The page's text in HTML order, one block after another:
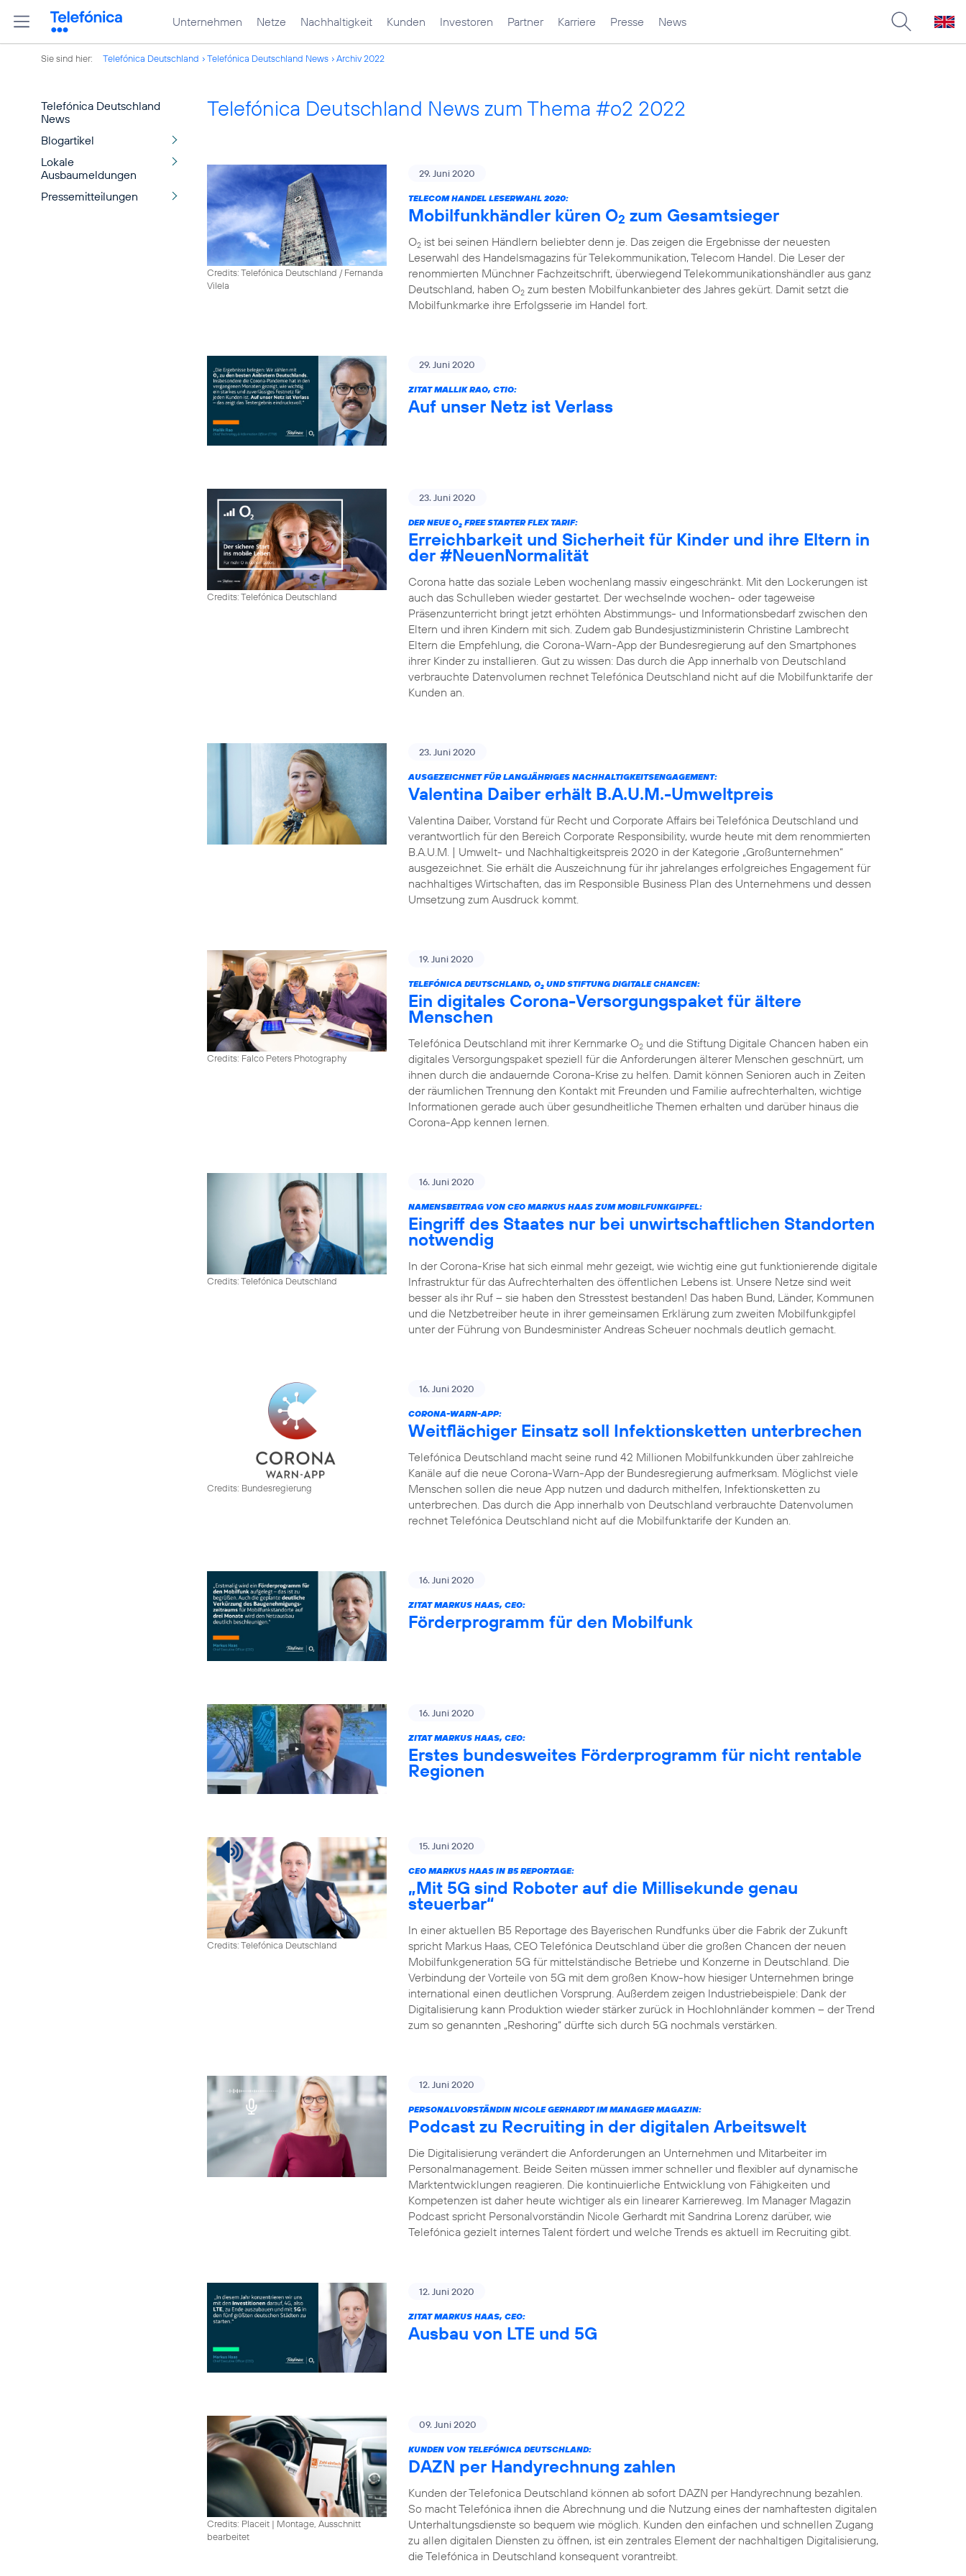
Unternehmen Netze Nachhaltigkeit Kunden Investoren Partner Karriere Presse News
Sie sind hier: Telefónica Deutschland Telefónica Deutschland News Archiv 2022
Telefónica Deutschland
News
Blogartikel
Lokale
Ausbaumeldungen
Pressemitteilungen
Telefónica Deutschland News zum Thema #o2 2022
Credits: Telefónica Deutschland / Fernanda
Vilela
29. Juni 2020
TELECOM HANDEL LESERWAHL 2020:
Mobilfunkhändler küren O2 zum Gesamtsieger
O2 ist bei seinen Händlern beliebter denn je. Das zeigen die Ergebnisse der neuesten
Leserwahl des Handelsmagazins für Telekommunikation, Telecom Handel. Die Leser der
renommierten Münchner Fachzeitschrift, überwiegend Telekommunikationshändler aus ganz
Deutschland, haben O2 zum besten Mobilfunkanbieter des Jahres gekürt. Damit setzt die
Mobilfunkmarke ihre Erfolgsserie im Handel fort.
29. Juni 2020
ZITAT MALLIK RAO, CTIO:
Auf unser Netz ist Verlass
Credits: Telefónica Deutschland
23. Juni 2020
DER NEUE O2 FREE STARTER FLEX TARIF:
Erreichbarkeit und Sicherheit für Kinder und ihre Eltern in
der #NeuenNormalität
Corona hatte das soziale Leben wochenlang massiv eingeschränkt. Mit den Lockerungen ist
auch das Schulleben wieder gestartet. Der wechselnde wochen- oder tageweise
Präsenzunterricht bringt jetzt erhöhten Abstimmungs- und Informationsbedarf zwischen den
Eltern und ihren Kindern mit sich. Zudem gab Bundesjustizministerin Christine Lambrecht
Eltern die Empfehlung, die Corona-Warn-App der Bundesregierung auf den Smartphones
ihrer Kinder zu installieren. Gut zu wissen: Das durch die App innerhalb von Deutschland
verbrauchte Datenvolumen rechnet Telefónica Deutschland nicht auf die Mobilfunktarife der
Kunden an.
23. Juni 2020
AUSGEZEICHNET FÜR LANGJÄHRIGES NACHHALTIGKEITSENGAGEMENT:
Valentina Daiber erhält B.A.U.M.-Umweltpreis
Valentina Daiber, Vorstand für Recht und Corporate Affairs bei Telefónica Deutschland und
verantwortlich für den Bereich Corporate Responsibility, wurde heute mit dem renommierten
B.A.U.M. | Umwelt- und Nachhaltigkeitspreis 2020 in der Kategorie „Großunternehmen“
ausgezeichnet. Sie erhält die Auszeichnung für ihr jahrelanges erfolgreiches Engagement für
nachhaltiges Wirtschaften, das im Responsible Business Plan des Unternehmens und dessen
Umsetzung zum Ausdruck kommt.
Credits: Falco Peters Photography
19. Juni 2020
TELEFÓNICA DEUTSCHLAND, O2 UND STIFTUNG DIGITALE CHANCEN:
Ein digitales Corona-Versorgungspaket für ältere
Menschen
Telefónica Deutschland mit ihrer Kernmarke O2 und die Stiftung Digitale Chancen haben ein
digitales Versorgungspaket speziell für die Anforderungen älterer Menschen geschnürt, um
ihnen durch die andauernde Corona-Krise zu helfen. Damit können Senioren auch in Zeiten
der räumlichen Trennung den Kontakt mit Freunden und Familie aufrechterhalten, wichtige
Informationen gerade auch über gesundheitliche Themen erhalten und darüber hinaus die
Corona-App kennen lernen.
Credits: Telefónica Deutschland
16. Juni 2020
NAMENSBEITRAG VON CEO MARKUS HAAS ZUM MOBILFUNKGIPFEL:
Eingriff des Staates nur bei unwirtschaftlichen Standorten
notwendig
In der Corona-Krise hat sich einmal mehr gezeigt, wie wichtig eine gut funktionierende digitale
Infrastruktur für das Aufrechterhalten des öffentlichen Lebens ist. Unsere Netze sind weit
besser als ihr Ruf – sie haben den Stresstest bestanden! Das haben Bund, Länder, Kommunen
und die Netzbetreiber heute in ihrer gemeinsamen Erklärung zum zweiten Mobilfunkgipfel
unter der Führung von Bundesminister Andreas Scheuer nochmals deutlich gemacht.
Credits: Bundesregierung
16. Juni 2020
CORONA-WARN-APP:
Weitflächiger Einsatz soll Infektionsketten unterbrechen
Telefónica Deutschland macht seine rund 42 Millionen Mobilfunkkunden über zahlreiche
Kanäle auf die neue Corona-Warn-App der Bundesregierung aufmerksam. Möglichst viele
Menschen sollen die neue App nutzen und dadurch mithelfen, Infektionsketten zu
unterbrechen. Das durch die App innerhalb von Deutschland verbrauchte Datenvolumen
rechnet Telefónica Deutschland nicht auf die Mobilfunktarife der Kunden an.
16. Juni 2020
ZITAT MARKUS HAAS, CEO:
Förderprogramm für den Mobilfunk
16. Juni 2020
ZITAT MARKUS HAAS, CEO:
Erstes bundesweites Förderprogramm für nicht rentable
Regionen
Credits: Telefónica Deutschland
15. Juni 2020
CEO MARKUS HAAS IN B5 REPORTAGE:
„Mit 5G sind Roboter auf die Millisekunde genau
steuerbar“
In einer aktuellen B5 Reportage des Bayerischen Rundfunks über die Fabrik der Zukunft
spricht Markus Haas, CEO Telefónica Deutschland über die großen Chancen der neuen
Mobilfunkgeneration 5G für mittelständische Betriebe und Konzerne in Deutschland. Die
Verbindung der Vorteile von 5G mit dem großen Know-how hiesiger Unternehmen bringe
international einen deutlichen Vorsprung. Außerdem zeigen Industriebeispiele: Dank der
Digitalisierung kann Produktion wieder stärker zurück in Hochlohnländer kommen – der Trend
zum so genannten „Reshoring“ dürfte sich durch 5G nochmals verstärken.
12. Juni 2020
PERSONALVORSTÄNDIN NICOLE GERHARDT IM MANAGER MAGAZIN:
Podcast zu Recruiting in der digitalen Arbeitswelt
Die Digitalisierung verändert die Anforderungen an Unternehmen und Mitarbeiter im
Personalmanagement. Beide Seiten müssen immer schneller und flexibler auf dynamische
Marktentwicklungen reagieren. Die kontinuierliche Entwicklung von Fähigkeiten und
Kompetenzen ist daher heute wichtiger als ein linearer Karriereweg. Im Manager Magazin
Podcast spricht Personalvorständin Nicole Gerhardt mit Sandrina Lorenz darüber, wie
Telefónica gezielt internes Talent fördert und welche Trends es aktuell im Recruiting gibt.
12. Juni 2020
ZITAT MARKUS HAAS, CEO:
Ausbau von LTE und 5G
Credits: Placeit | Montage, Ausschnitt
bearbeitet
09. Juni 2020
KUNDEN VON TELEFÓNICA DEUTSCHLAND:
DAZN per Handyrechnung zahlen
Kunden der Telefonica Deutschland können ab sofort DAZN per Handyrechnung bezahlen.
So macht Telefónica ihnen die Abrechnung und die Nutzung eines der namhaftesten digitalen
Unterhaltungsdienste so bequem wie möglich. Kunden den einfachen und schnellen Zugang
zu allen digitalen Diensten zu öffnen, ist ein zentrales Element der nachhaltigen Digitalisierung,
die Telefónica in Deutschland konsequent vorantreibt.